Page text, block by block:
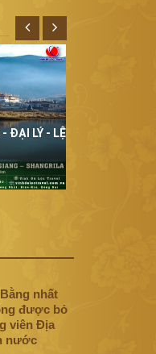
- ĐẠI LÝ - LỆ
nhất
được bỏ
viên Địa
nước